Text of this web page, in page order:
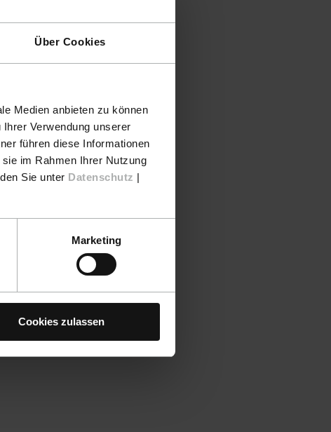
Über Cookies
Medien anbieten zu können
Verwendung unserer
führen diese Informationen
im Rahmen Ihrer Nutzung
Sie unter Datenschutz |
Marketing
Cookies zulassen